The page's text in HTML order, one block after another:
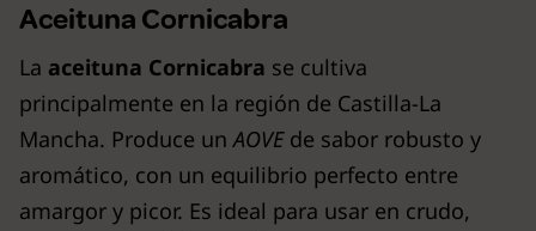
Aceituna Cornicabra
La aceituna Cornicabra se cultiva
principalmente en la región de Castilla-La
Mancha. Produce unAOVEde sabor robusto y
aromático, con un equilibrio perfecto entre
amargor y picor. Es ideal para usar en crudo,